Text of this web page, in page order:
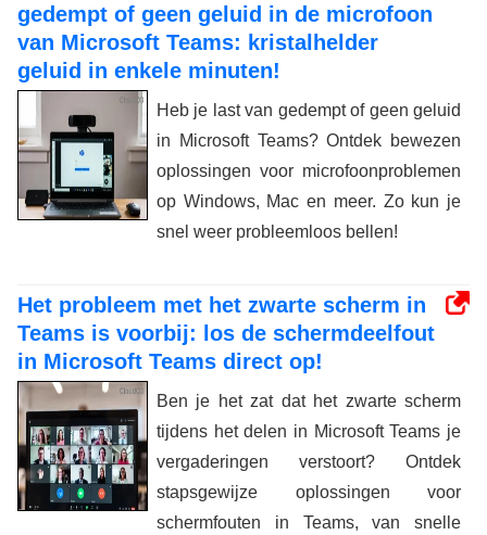
gedempt of geen geluid in de microfoon
van Microsoft Teams: kristalhelder
geluid in enkele minuten!
Heb je last van gedempt of geen geluid
in Microsoft Teams? Ontdek bewezen
oplossingen voor microfoonproblemen
op Windows, Mac en meer. Zo kun je
snel weer probleemloos bellen!
Het probleem met het zwarte scherm in
Teams is voorbij: los de schermdeelfout
in Microsoft Teams direct op!
Ben je het zat dat het zwarte scherm
tijdens het delen in Microsoft Teams je
vergaderingen verstoort? Ontdek
stapsgewijze oplossingen voor
schermfouten in Teams, van snelle